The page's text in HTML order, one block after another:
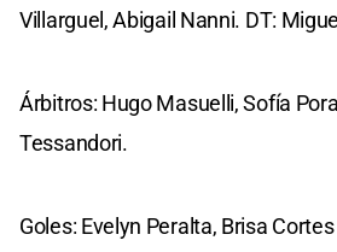
Villarguel, Abigail Nanni. DT:
Árbitros: Hugo Masuelli, Sofía
Tessandori.
Goles: Evelyn Peralta, Brisa